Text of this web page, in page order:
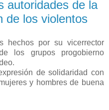
autoridades de la
de los violentos
por su vicerrector
los grupos progobierno
de solidaridad con
y hombres de buena